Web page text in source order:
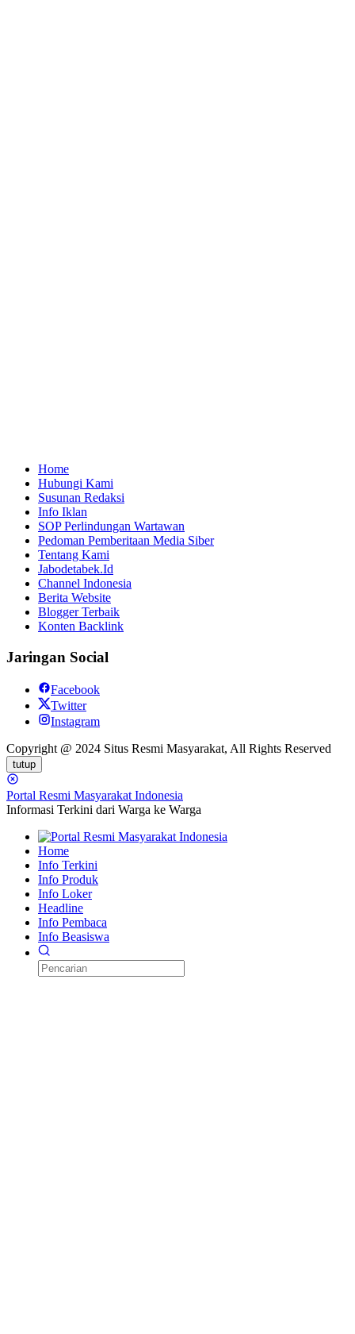
Home
Hubungi Kami
Susunan Redaksi
Info Iklan
SOP Perlindungan Wartawan
Pedoman Pemberitaan Media Siber
Tentang Kami
Jabodetabek.Id
Channel Indonesia
Berita Website
Blogger Terbaik
Konten Backlink
Jaringan Social
Facebook
Twitter
Instagram
Copyright @ 2024 Situs Resmi Masyarakat, All Rights Reserved
tutup
Portal Resmi Masyarakat Indonesia
Informasi Terkini dari Warga ke Warga
Home
Info Terkini
Info Produk
Info Loker
Headline
Info Pembaca
Info Beasiswa